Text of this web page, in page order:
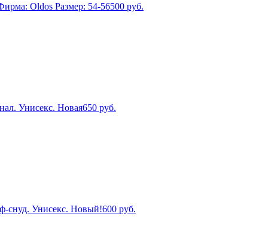
Oldos Размер: 54-56500 руб.
Унисекс. Новая650 руб.
снуд. Унисекс. Новый!600 руб.